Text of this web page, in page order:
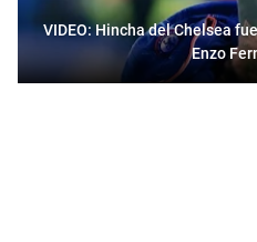
VIDEO: Hincha del Chelsea
Enzo